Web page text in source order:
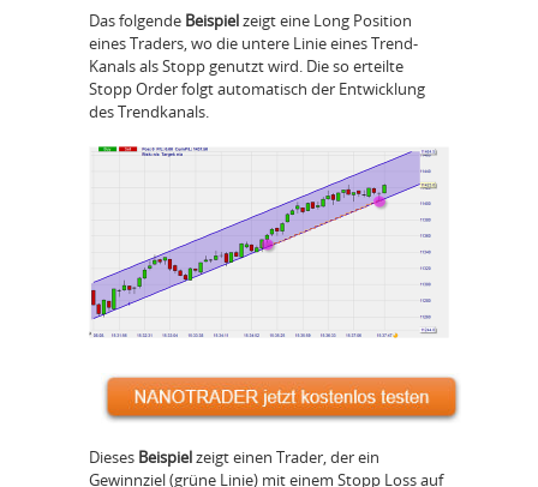
Das folgende Beispielzeigt eine Long Position
eines Traders, wo die untere Linie eines Trend-
Kanals als Stopp genutzt wird. Die so erteilte
Stopp Order folgt automatisch der Entwicklung
des Trendkanals.
Dieses Beispielzeigt einen Trader, der ein
Gewinnziel (grüne Linie) mit einem Stopp Loss auf